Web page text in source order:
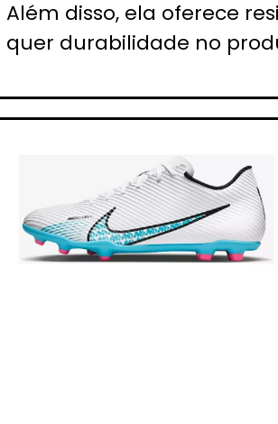
Além disso, ela oferece
quer durabilidade no